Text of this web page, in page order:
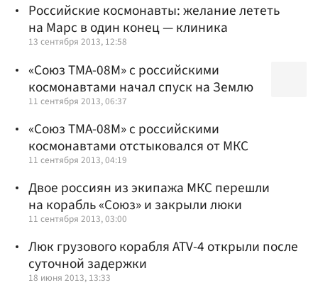
Российские космонавты: желание лететь
на Марс в один конец — клиника
13 сентября 2013, 12:58
«Союз ТМА-08М» с российскими
космонавтами начал спуск на Землю
11 сентября 2013, 06:37
«Союз ТМА-08М» с российскими
космонавтами отстыковался от МКС
11 сентября 2013, 04:19
Двое россиян из экипажа МКС перешли
на корабль «Союз» и закрыли люки
11 сентября 2013, 03:00
Люк грузового корабля ATV-4 открыли после
суточной задержки
18 июня 2013, 13:33